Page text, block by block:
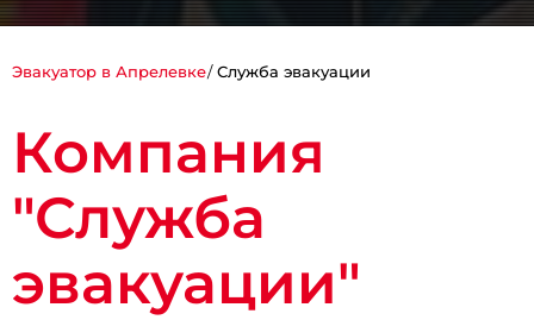
Эвакуатор в Апрелевке Служба эвакуации
Компания
"Служба
эвакуации"